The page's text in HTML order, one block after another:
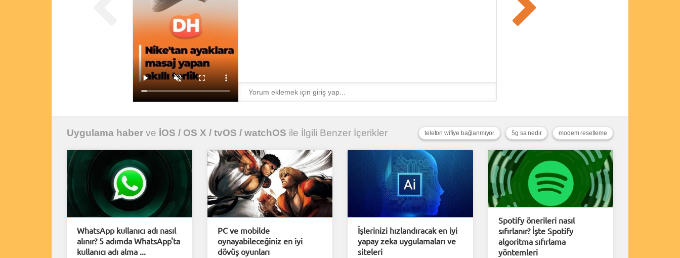
Uygulama haber ve İOS / OS X / tvOS / watchOS ile İlgili Benzer İçerikler modem resetleme
5g sa nedir
telefon wifiye bağlanmıyor
WhatsApp kullanıcı adı nasıl
alınır? 5 adımda WhatsApp'ta
kullanıcı adı alma ...
PC ve mobilde
oynayabileceğiniz en iyi
dövüş oyunları
İşlerinizi hızlandıracak en iyi
yapay zeka uygulamaları ve
siteleri
Spotify önerileri nasıl
sıfırlanır? İşte Spotify
algoritma sıfırlama
yöntemleri